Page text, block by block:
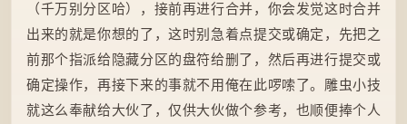
（千万别分区哈），接前再进行合并，你会发觉这时合并
出来的就是你想的了，这时别急着点提交或确定，先把之
前那个指派给隐藏分区的盘符给删了，然后再进行提交或
确定操作，再接下来的事就不用俺在此啰嗦了。雕虫小技
就这么奉献给大伙了，仅供大伙做个参考，也顺便捧个人